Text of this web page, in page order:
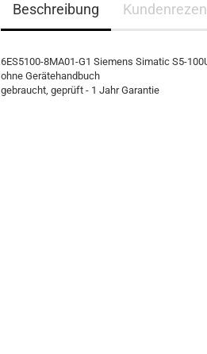
Beschreibung
6ES5100-8MA01-G1 Siemens Simatic S5-
ohne Gerätehandbuch
gebraucht, geprüft - 1 Jahr Garantie